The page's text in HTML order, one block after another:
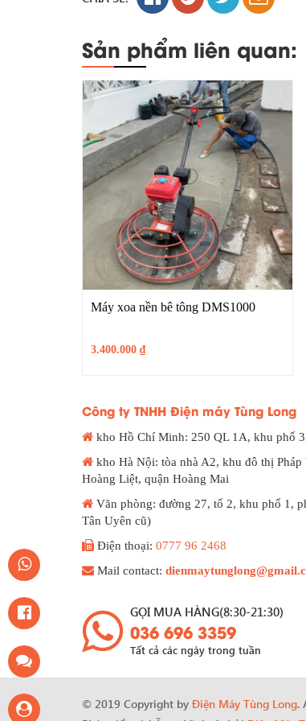
Sản phẩm liên quan:
Máy xoa nền bê tông DMS1000
3.400.000 ₫
Công ty TNHH Điện máy Tùng Long
kho Hồ Chí Minh: 250 QL 1A, khu phố
kho Hà Nội: tòa nhà A2, khu đô thị
Hoàng Liệt, quận Hoàng Mai
Văn phòng: đường 27, tổ 2, khu phố 1,
Tân Uyên cũ)
Điện thoại: 0777 96 2468
Mail contact:
GỌI MUA HÀNG(8:30-21:30)
036 696 3359
Tất cả các ngày trong tuần
© 2019 Copyright by Điện Máy Tùng Long.